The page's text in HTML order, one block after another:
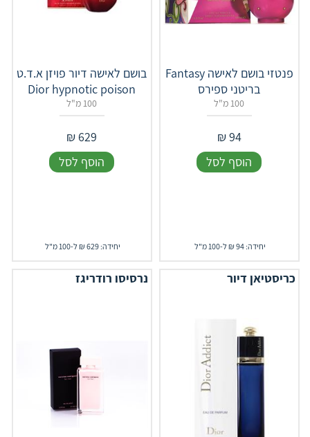
פנטזי בושם לאישה Fantasy
בריטני ספירס
100 מ"ל
94
₪
הוסף לסל
יחידה: 94 ₪ ל-100 מ"ל
בושם לאישה דיור פויזן א.ד.ט
Dior hypnotic poison
100 מ"ל
629
₪
הוסף לסל
יחידה: 629 ₪ ל-100 מ"ל
כריסטיאן דיור נרסיסו רודריגז